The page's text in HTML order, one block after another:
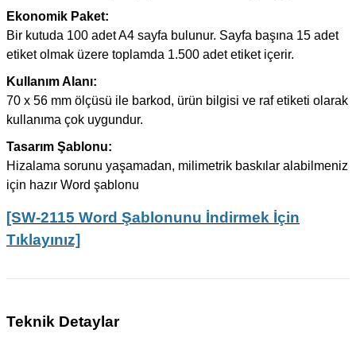
Ekonomik Paket:
Bir kutuda 100 adet A4 sayfa bulunur. Sayfa başına 15 adet
etiket olmak üzere toplamda 1.500 adet etiket içerir.
Kullanım Alanı:
70 x 56 mm ölçüsü ile barkod, ürün bilgisi ve raf etiketi olarak
kullanıma çok uygundur.
Tasarım Şablonu:
Hizalama sorunu yaşamadan, milimetrik baskılar alabilmeniz
için hazır Word şablonu
[SW-2115 Word Şablonunu İndirmek İçin
Tıklayınız]
Teknik Detaylar